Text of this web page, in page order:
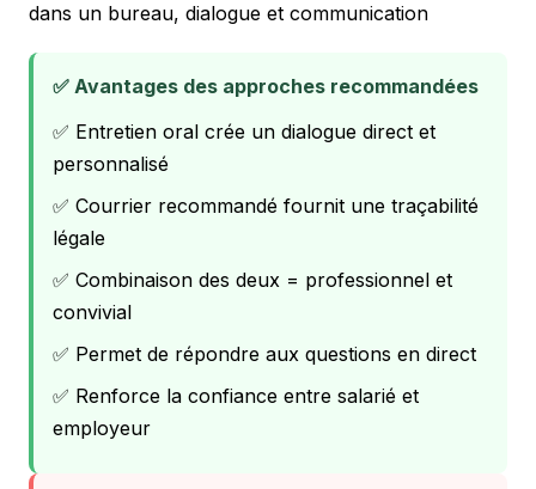
dans un bureau, dialogue et communication
✅ Avantages des approches recommandées
✅ Entretien oral crée un dialogue direct et
personnalisé
✅ Courrier recommandé fournit une traçabilité
légale
✅ Combinaison des deux = professionnel et
convivial
✅ Permet de répondre aux questions en direct
✅ Renforce la confiance entre salarié et
employeur